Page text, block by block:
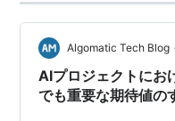
Algomatic Tech Blog
AIプロジェクトにお
でも重要な期待値の